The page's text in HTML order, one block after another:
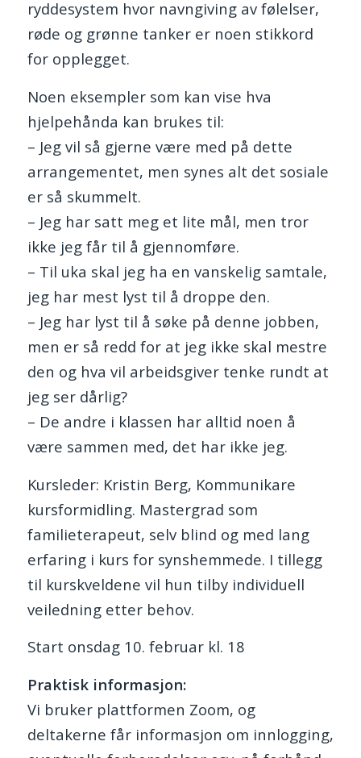
ryddesystem hvor navngiving av følelser,
røde og grønne tanker er noen stikkord
for opplegget.
Noen eksempler som kan vise hva
hjelpehånda kan brukes til:
– Jeg vil så gjerne være med på dette
arrangementet, men synes alt det sosiale
er så skummelt.
– Jeg har satt meg et lite mål, men tror
ikke jeg får til å gjennomføre.
– Til uka skal jeg ha en vanskelig samtale,
jeg har mest lyst til å droppe den.
– Jeg har lyst til å søke på denne jobben,
men er så redd for at jeg ikke skal mestre
den og hva vil arbeidsgiver tenke rundt at
jeg ser dårlig?
– De andre i klassen har alltid noen å
være sammen med, det har ikke jeg.
Kursleder: Kristin Berg, Kommunikare
kursformidling. Mastergrad som
familieterapeut, selv blind og med lang
erfaring i kurs for synshemmede. I tillegg
til kurskveldene vil hun tilby individuell
veiledning etter behov.
Start onsdag 10. februar kl. 18
Praktisk informasjon:
Vi bruker plattformen Zoom, og
deltakerne får informasjon om innlogging,